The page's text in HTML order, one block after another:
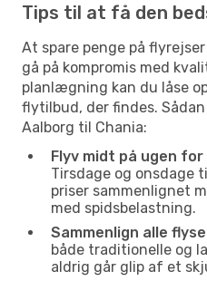
Tips til at få den
At spare penge på
gå på kompromis med
planlægning kan du låse
flytilbud, der findes.
Aalborg til Chania:
Flyv midt på ugen
Tirsdage og onsdage
priser sammenlignet
med spidsbelastning.
Sammenlign alle
både traditionelle og
aldrig går glip af et